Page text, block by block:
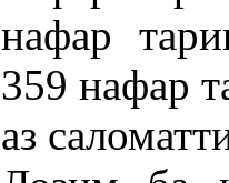
нафар
359 нафар
аз